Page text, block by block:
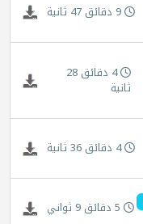
9 دقائق 47 ثانية
4 دقائق 28
ثانية
4 دقائق 36 ثانية
5 دقائق 9 ثواني